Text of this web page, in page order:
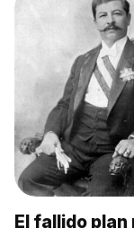
El fallido